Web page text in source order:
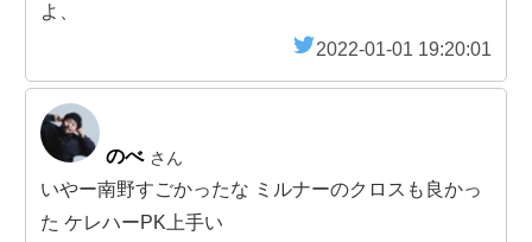
よ、
2022-01-01 19:20:01
のべ さん
いやー南野すごかったな ミルナーのクロスも良かっ
た ケレハーPK上手い